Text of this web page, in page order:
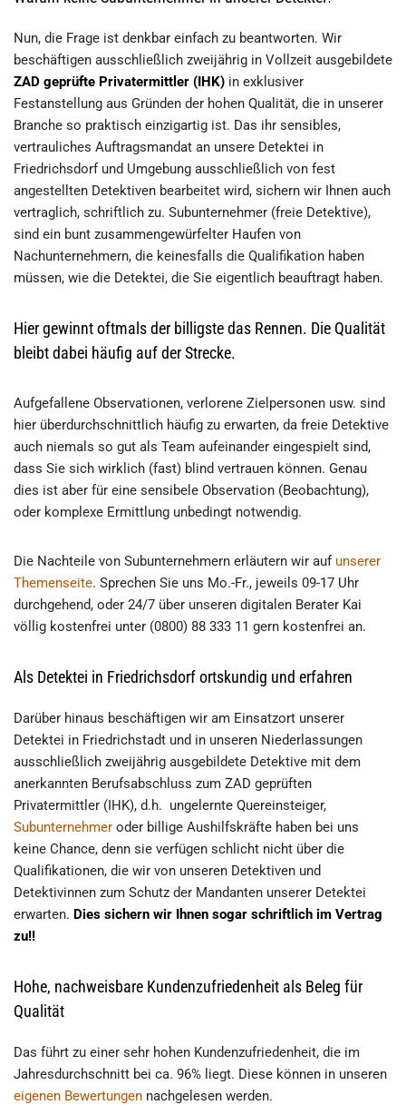
Nun, die Frage ist denkbar einfach zu beantworten. Wir
beschäftigen ausschließlich zweijährig in Vollzeit ausgebildete
ZAD geprüfte Privatermittler (IHK) in exklusiver
Festanstellung aus Gründen der hohen Qualität, die in unserer
Branche so praktisch einzigartig ist. Das ihr sensibles,
vertrauliches Auftragsmandat an unsere Detektei in
Friedrichsdorf und Umgebung ausschließlich von fest
angestellten Detektiven bearbeitet wird, sichern wir Ihnen auch
vertraglich, schriftlich zu. Subunternehmer (freie Detektive),
sind ein bunt zusammengewürfelter Haufen von
Nachunternehmern, die keinesfalls die Qualifikation haben
müssen, wie die Detektei, die Sie eigentlich beauftragt haben.
Hier gewinnt oftmals der billigste das Rennen. Die Qualität
bleibt dabei häufig auf der Strecke.
Aufgefallene Observationen, verlorene Zielpersonen usw. sind
hier überdurchschnittlich häufig zu erwarten, da freie Detektive
auch niemals so gut als Team aufeinander eingespielt sind,
dass Sie sich wirklich (fast) blind vertrauen können. Genau
dies ist aber für eine sensibele Observation (Beobachtung),
oder komplexe Ermittlung unbedingt notwendig.
Die Nachteile von Subunternehmern erläutern wir auf unserer
Themenseite. Sprechen Sie uns Mo.-Fr., jeweils 09-17 Uhr
durchgehend, oder 24/7 über unseren digitalen Berater Kai
völlig kostenfrei unter (0800) 88 333 11 gern kostenfrei an.
Als Detektei in Friedrichsdorf ortskundig und erfahren
Darüber hinaus beschäftigen wir am Einsatzort unserer
Detektei in Friedrichstadt und in unseren Niederlassungen
ausschließlich zweijährig ausgebildete Detektive mit dem
anerkannten Berufsabschluss zum ZAD geprüften
Privatermittler (IHK), d.h. ungelernte Quereinsteiger,
Subunternehmer oder billige Aushilfskräfte haben bei uns
keine Chance, denn sie verfügen schlicht nicht über die
Qualifikationen, die wir von unseren Detektiven und
Detektivinnen zum Schutz der Mandanten unserer Detektei
erwarten. Dies sichern wir Ihnen sogar schriftlich im Vertrag
zu!!
Hohe, nachweisbare Kundenzufriedenheit als Beleg für
Qualität
Das führt zu einer sehr hohen Kundenzufriedenheit, die im
Jahresdurchschnitt bei ca. 96% liegt. Diese können in unseren
eigenen Bewertungen nachgelesen werden.